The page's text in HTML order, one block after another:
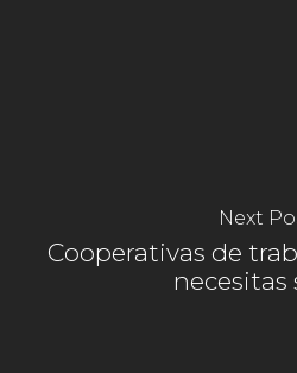
Next
Cooperativas de
necesitas